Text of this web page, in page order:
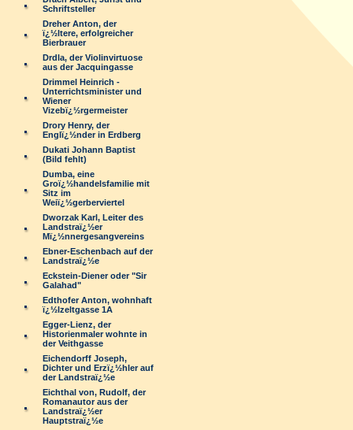
Schriftsteller
Dreher Anton, der
ï¿½ltere, erfolgreicher
Bierbrauer
Drdla, der Violinvirtuose
aus der Jacquingasse
Drimmel Heinrich -
Unterrichtsminister und
Wiener
Vizebï¿½rgermeister
Drory Henry, der
Englï¿½nder in Erdberg
Dukati Johann Baptist
(Bild fehlt)
Dumba, eine
Groï¿½handelsfamilie mit
Sitz im
Weiï¿½gerberviertel
Dworzak Karl, Leiter des
Landstraï¿½er
Mï¿½nnergesangvereins
Ebner-Eschenbach auf der
Landstraï¿½e
Eckstein-Diener oder "Sir
Galahad"
Edthofer Anton, wohnhaft
ï¿½lzeltgasse 1A
Egger-Lienz, der
Historienmaler wohnte in
der Veithgasse
Eichendorff Joseph,
Dichter und Erzï¿½hler auf
der Landstraï¿½e
Eichthal von, Rudolf, der
Romanautor aus der
Landstraï¿½er
Hauptstraï¿½e